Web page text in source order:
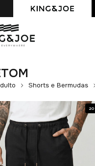
Primeira compra com 10% OFF.
Shorts e Bermudas
20